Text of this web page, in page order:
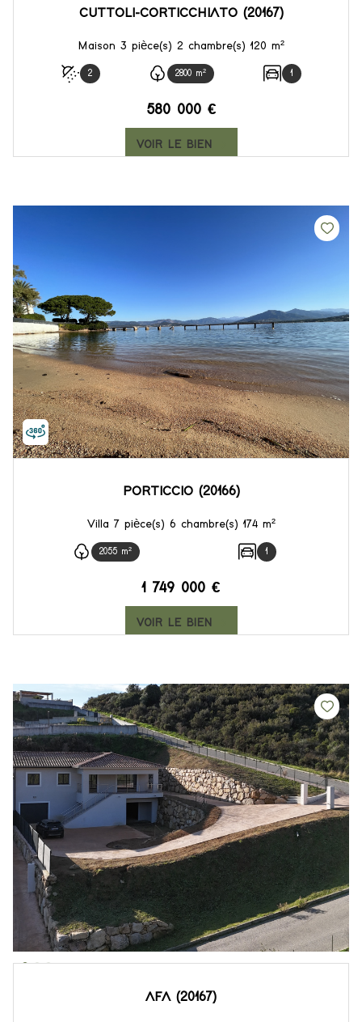
CUTTOLI-CORTICCHIATO (20167)
Maison 3 pièce(s) 2 chambre(s) 120 m²
2 2800 m² 1
580 000 €
VOIR LE BIEN
PORTICCIO (20166)
Villa 7 pièce(s) 6 chambre(s) 174 m²
2055 m² 1
1 749 000 €
VOIR LE BIEN
AFA (20167)